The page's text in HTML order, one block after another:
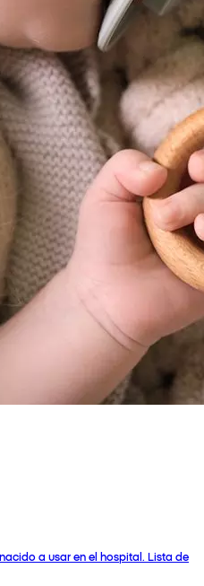
a usar en el hospital. Lista de